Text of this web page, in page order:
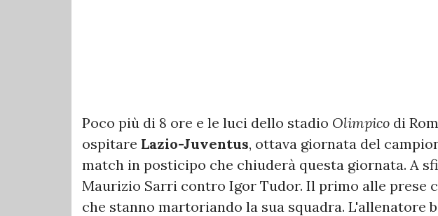
Poco più di 8 ore e le luci dello stadio Olimpico di
ospitare Lazio-Juventus, ottava giornata del
match in posticipo che chiuderà questa giornata. A
Maurizio Sarri contro Igor Tudor. Il primo alle prese
che stanno martoriando la sua squadra. L'allenatore